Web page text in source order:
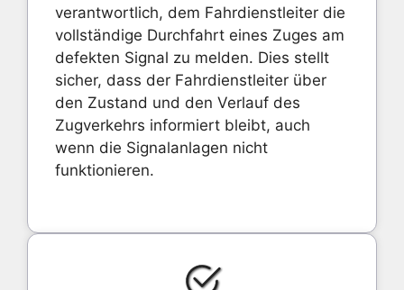
verantwortlich, dem Fahrdienstleiter die
vollständige Durchfahrt eines Zuges am
defekten Signal zu melden. Dies stellt
sicher, dass der Fahrdienstleiter über
den Zustand und den Verlauf des
Zugverkehrs informiert bleibt, auch
wenn die Signalanlagen nicht
funktionieren.